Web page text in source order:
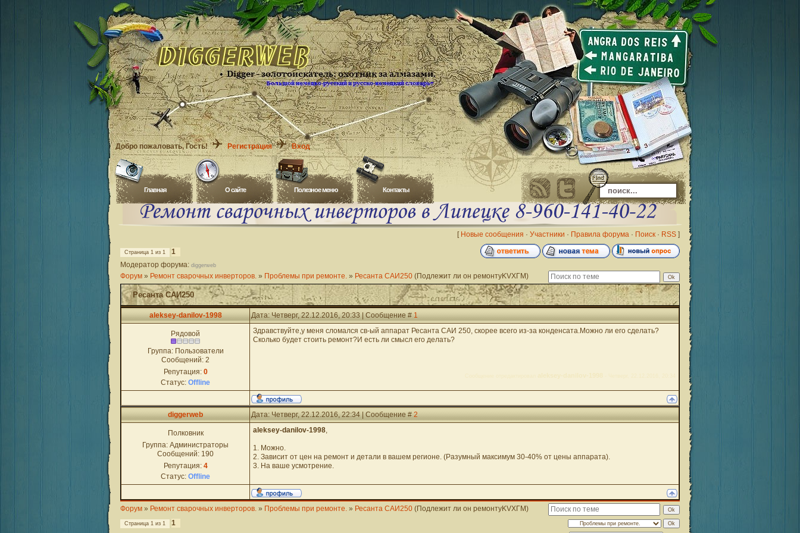
Добро пожаловать, Гость! Регистрация Вход
Главная O сайте Полезное меню Контакты
[ Новые сообщения · Участники · Правила форума · Поиск · RSS ]
Страница 1 из 1
1
Модератор форума: diggerweb
Форум » Ремонт сварочных инверторов. » Проблемы при ремонте. » Ресанта САИ250 (Подлежит ли он ремонтуKVXГМ)
Ресанта САИ250
aleksey-danilov-1998 Дата: Четверг, 22.12.2016, 20:33 | Сообщение #1
Рядовой
Группа: Пользователи
Сообщений: 2
Репутация: 0
Статус: Offline
Здравствуйте,у меня сломался св-ый аппарат Ресанта САИ 250, скорее всего из-за конденсата.Можно ли его сделать?
Сколько будет стоить ремонт?И есть ли смысл его делать?
diggerweb Дата: Четверг, 22.12.2016, 22:34 | Сообщение #2
Полковник
Группа: Администраторы
Сообщений: 190
Репутация: 4
Статус: Offline
aleksey-danilov-1998,
1. Можно.
2. Зависит от цен на ремонт и детали в вашем регионе. (Разумный максимум 30-40% от цены аппарата).
3. На ваше усмотрение.
Форум » Ремонт сварочных инверторов. » Проблемы при ремонте. » Ресанта САИ250 (Подлежит ли он ремонтуKVXГМ)
Страница 1 из 1 1